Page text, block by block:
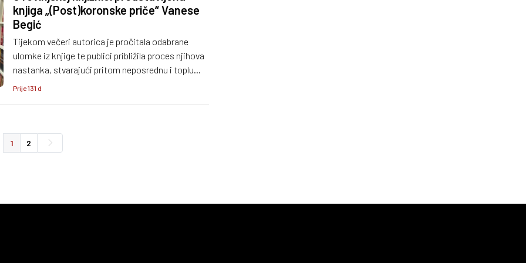
knjiga „(Post)koronske priče“ Vanese
Begić
Tijekom večeri autorica je pročitala odabrane
ulomke iz knjige te publici približila proces njihova
nastanka, stvarajući pritom neposrednu i toplu
atmosferu. Program je upotpunio i spontani
Prije 131 d
1 2